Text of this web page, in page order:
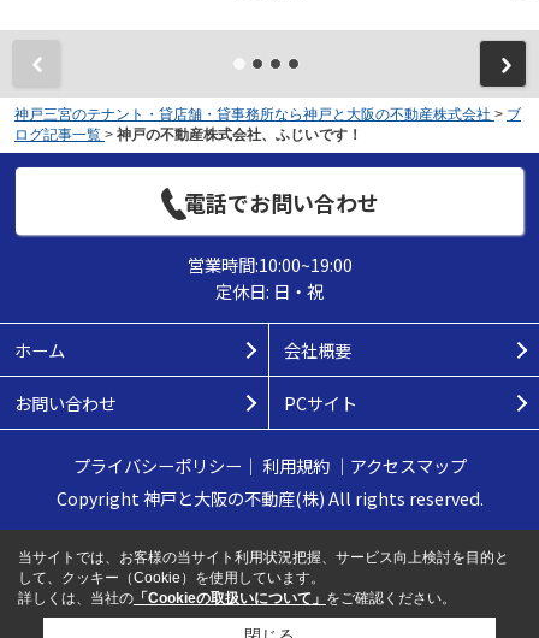
神戸三宮のテナント・貸店舗・貸事務所なら神戸と大阪の不動産株式会社 > ブ
ログ記事一覧 > 神戸の不動産株式会社、ふじいです！
電話でお問い合わせ
営業時間:10:00~19:00
定休日: 日・祝
ホーム 会社概要
お問い合わせ PCサイト
プライバシーポリシー ｜ 利用規約｜ アクセスマップ
Copyright 神戸と大阪の不動産(株) All rights reserved.
当サイトでは、お客様の当サイト利用状況把握、サービス向上検討を目的と
して、クッキー（Cookie）を使用しています。
詳しくは、当社の 「Cookieの取扱いについて」 をご確認ください。